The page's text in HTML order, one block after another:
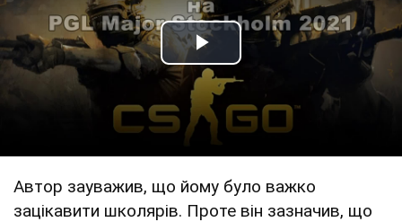
Play Video
Автор зауважив, що йому було важко
зацікавити школярів. Проте він зазначив, що